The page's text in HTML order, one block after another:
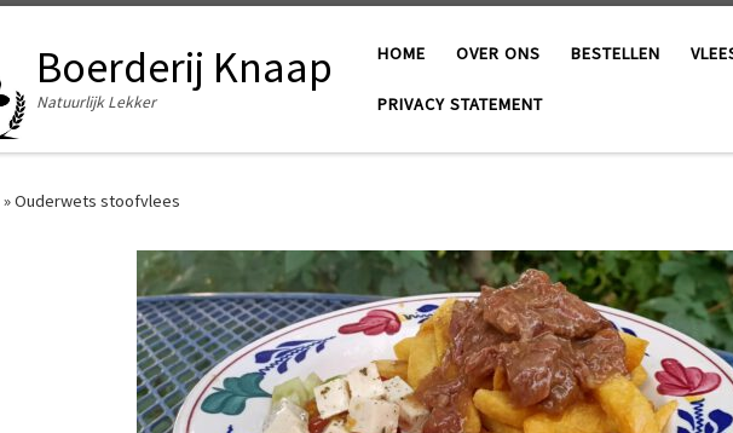
Boerderij Knaap
Natuurlijk Lekker
HOME OVER ONS BESTELLEN
PRIVACY STATEMENT
»Ouderwets stoofvlees